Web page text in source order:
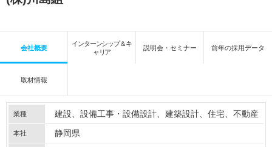
会社概要
インターンシップ＆キ
ャリア
説明会・セミナー 前年の採用データ
取材情報
業種 建設 設備工事・設備設計 建築設計 住宅 不動産
本社 静岡県